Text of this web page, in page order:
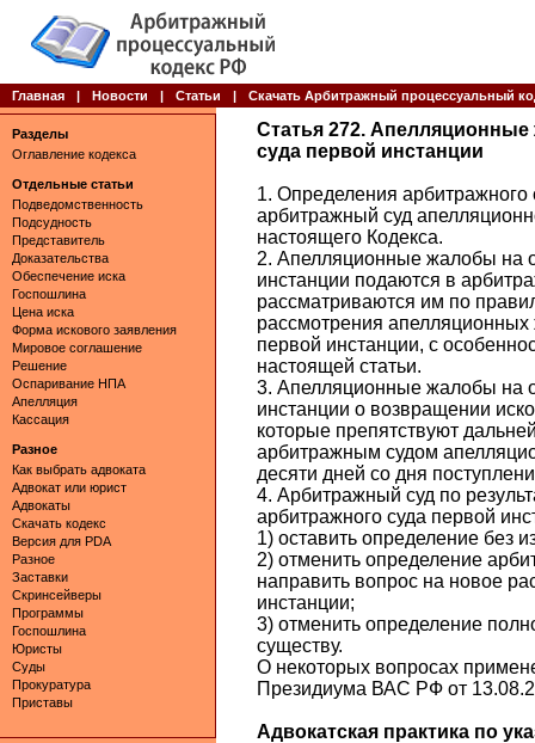
Главная | Новости | Статьи | Скачать Арбитражный процессуальный
Разделы
Оглавление кодекса
Отдельные статьи
Подведомственность
Подсудность
Представитель
Доказательства
Обеспечение иска
Госпошлина
Цена иска
Форма искового заявления
Мировое соглашение
Решение
Оспаривание НПА
Апелляция
Кассация
Разное
Как выбрать адвоката
Адвокат или юрист
Адвокаты
Скачать кодекс
Версия для PDA
Разное
Заставки
Скринсейверы
Программы
Госпошлина
Юристы
Суды
Прокуратура
Приставы
Статья 272.
суда первой инстанции
1. Определения
арбитражный суд
настоящего Кодекса.
2. Апелляционные жалобы на
инстанции подаются в
рассматриваются им по
рассмотрения
первой инстанции, с
настоящей статьи.
3. Апелляционные жалобы на
инстанции о возвращении
которые препятствуют
арбитражным судом
десяти дней со дня
4. Арбитражный суд по
арбитражного суда первой
1) оставить определение без
2) отменить определение
направить вопрос на новое
инстанции;
3) отменить определение
существу.
О некоторых вопросах
Президиума ВАС РФ от
Адвокатская практика по